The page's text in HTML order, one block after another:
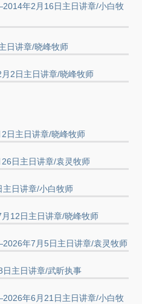
年2月16日主日讲章/小白牧
日讲章/晓峰牧师
2日主日讲章/晓峰牧师
日主日讲章/晓峰牧师
日主日讲章/袁灵牧师
日讲章/小白牧师
12日主日讲章/晓峰牧师
年7月5日主日讲章/袁灵牧师
主日讲章/武昕执事
年6月21日主日讲章/小白牧